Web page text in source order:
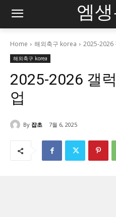
엠
Home 해외축구 korea 2025-2026
해외축구 korea
2025-2026 갤
업
By 잡초 7월 6, 2025